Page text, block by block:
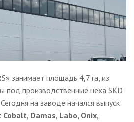
занимает площадь 4,7 га, из
под производственные цеха SKD
на заводе начался выпуск
Damas, Labo, Onix,